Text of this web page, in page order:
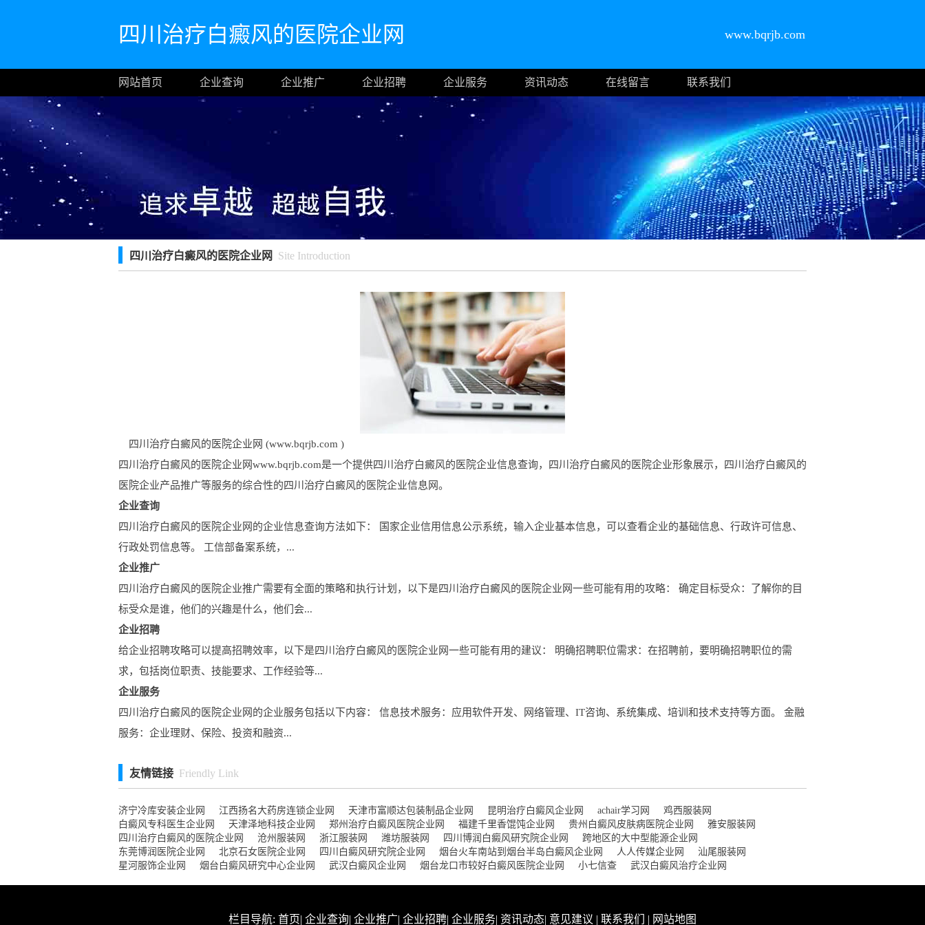
四川治疗白癜风的医院企业网 www.bqrjb.com
网站首页 企业查询 企业推广 企业招聘 企业服务 资讯动态 在线留言 联系我们
四川治疗白癜风的医院企业网 Site Introduction
四川治疗白癜风的医院企业网 (www.bqrjb.com )
四川治疗白癜风的医院企业网www.bqrjb.com是一个提供四川治疗白癜风的医院企业信息查询，四川治疗白癜风的医院企业形象展示，四川治疗白癜风的
医院企业产品推广等服务的综合性的四川治疗白癜风的医院企业信息网。
企业查询
四川治疗白癜风的医院企业网的企业信息查询方法如下： 国家企业信用信息公示系统，输入企业基本信息，可以查看企业的基础信息、行政许可信息、
行政处罚信息等。 工信部备案系统，...
企业推广
四川治疗白癜风的医院企业推广需要有全面的策略和执行计划，以下是四川治疗白癜风的医院企业网一些可能有用的攻略： 确定目标受众：了解你的目
标受众是谁，他们的兴趣是什么，他们会...
企业招聘
给企业招聘攻略可以提高招聘效率，以下是四川治疗白癜风的医院企业网一些可能有用的建议： 明确招聘职位需求：在招聘前，要明确招聘职位的需
求，包括岗位职责、技能要求、工作经验等...
企业服务
四川治疗白癜风的医院企业网的企业服务包括以下内容： 信息技术服务：应用软件开发、网络管理、IT咨询、系统集成、培训和技术支持等方面。 金融
服务：企业理财、保险、投资和融资...
友情链接 Friendly Link
济宁冷库安装企业网 江西扬名大药房连锁企业网 天津市富顺达包装制品企业网 昆明治疗白癜风企业网 achair学习网
鸡西服装网
白癜风专科医生企业网
天津泽地科技企业网 郑州治疗白癜风医院企业网 福建千里香馄饨企业网 贵州白癜风皮肤病医院企业网
雅安服装网
四川治疗白癜风的医院企业网
沧州服装网 浙江服装网 潍坊服装网 四川博润白癜风研究院企业网
跨地区的大中型能源企业网
东莞博润医院企业网
北京石女医院企业网 四川白癜风研究院企业网 烟台火车南站到烟台半岛白癜风企业网 人人传媒企业网
汕尾服装网
星河服饰企业网
烟台白癜风研究中心企业网 武汉白癜风企业网 烟台龙口市较好白癜风医院企业网 小七信查 武汉白癜风治疗企业网
栏目导航: 首页| 企业查询| 企业推广| 企业招聘| 企业服务| 资讯动态| 意见建议 | 联系我们 | 网站地图